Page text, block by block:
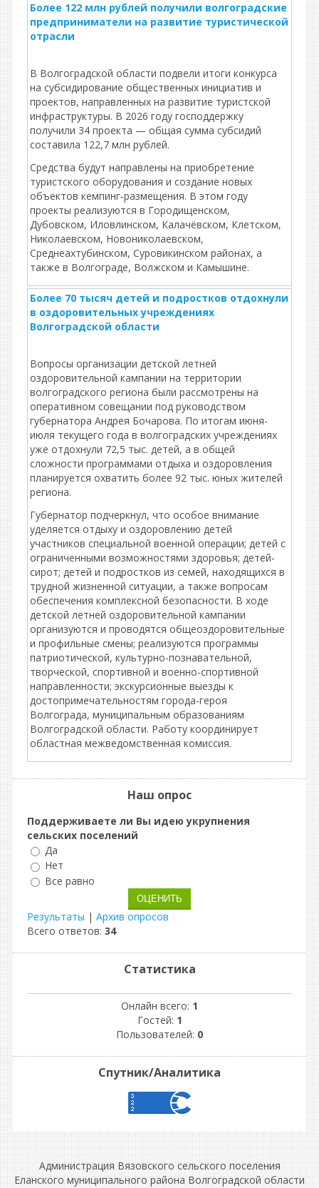
Более 122 млн рублей получили волгоградские
предприниматели на развитие туристической
отрасли
В Волгоградской области подвели итоги конкурса
на субсидирование общественных инициатив и
проектов, направленных на развитие туристской
инфраструктуры. В 2026 году господдержку
получили 34 проекта — общая сумма субсидий
составила 122,7 млн рублей.
Средства будут направлены на приобретение
туристского оборудования и создание новых
объектов кемпинг‑размещения. В этом году
проекты реализуются в Городищенском,
Дубовском, Иловлинском, Калачёвском, Клетском,
Николаевском, Новониколаевском,
Среднеахтубинском, Суровикинском районах, а
также в Волгограде, Волжском и Камышине.
Более 70 тысяч детей и подростков отдохнули
в оздоровительных учреждениях
Волгоградской области
Вопросы организации детской летней
оздоровительной кампании на территории
волгоградского региона были рассмотрены на
оперативном совещании под руководством
губернатора Андрея Бочарова. По итогам июня-
июля текущего года в волгоградских учреждениях
уже отдохнули 72,5 тыс. детей, а в общей
сложности программами отдыха и оздоровления
планируется охватить более 92 тыс. юных жителей
региона.
Губернатор подчеркнул, что особое внимание
уделяется отдыху и оздоровлению детей
участников специальной военной операции; детей с
ограниченными возможностями здоровья; детей-
сирот; детей и подростков из семей, находящихся в
трудной жизненной ситуации, а также вопросам
обеспечения комплексной безопасности. В ходе
детской летней оздоровительной кампании
организуются и проводятся общеоздоровительные
и профильные смены; реализуются программы
патриотической, культурно-познавательной,
творческой, спортивной и военно-спортивной
направленности; экскурсионные выезды к
достопримечательностям города-героя
Волгограда, муниципальным образованиям
Волгоградской области. Работу координирует
областная межведомственная комиссия.
Наш опрос
Поддерживаете ли Вы идею укрупнения
сельских поселений
Да
Нет
Все равно
Результаты | Архив опросов
Всего ответов: 34
Статистика
Онлайн всего: 1
Гостей: 1
Пользователей: 0
Спутник/Аналитика
Администрация Вязовского сельского поселения
Еланского муниципального района Волгоградской области